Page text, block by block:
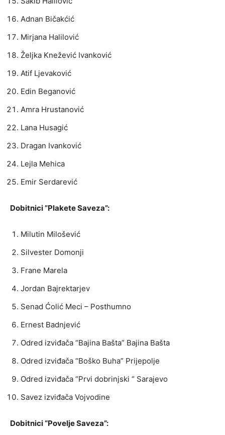
Adnan Bičakćić
Mirjana Halilović
Željka Knežević Ivanković
Atif Ljevaković
Edin Beganović
Amra Hrustanović
Lana Husagić
Dragan Ivanković
Lejla Mehica
Emir Serdarević
Dobitnici ”Plakete Saveza”:
Milutin Milošević
Silvester Domonji
Frane Marela
Jordan Bajrektarjev
Senad Ćolić Meci – Posthumno
Ernest Badnjević
Odred izviđača “Bajina Bašta” Bajina Bašta
Odred izviđača “Boško Buha” Prijepolje
Odred izviđača “Prvi dobrinjski “ Sarajevo
Savez izviđača Vojvodine
Dobitnici “Povelje Saveza”: